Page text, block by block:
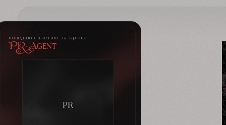
поведаю сплетню за крюге
PR-Agent